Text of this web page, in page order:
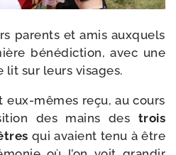
parents et amis aux­quels
béné­dic­tion, avec une
lit sur leurs visages.
eux-​mêmes reçu, au cours
des mains des trois
qui avaient tenu à être